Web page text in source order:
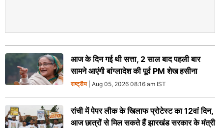
आज के दिन गई थी सत्ता, 2 साल बाद पहली बार
सामने आएंगी बांग्लादेश की पूर्व PM शेख हसीना
राष्ट्रीय| Aug 05, 2026 08:16 am IST
रांची में पेपर लीक के खिलाफ प्रोटेस्ट का 12वां दिन,
आज छात्रों से मिल सकते हैं झारखंड सरकार के मंत्री